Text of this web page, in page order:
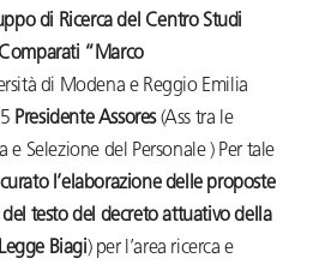
di Ricerca del Centro Studi
“Marco
di Modena e Reggio Emilia
Presidente Assores(Ass tra le
e Selezione del Personale ) Per tale
l’elaborazione delle proposte
testo del decreto attuativo della
Biagi) per l’area ricerca e